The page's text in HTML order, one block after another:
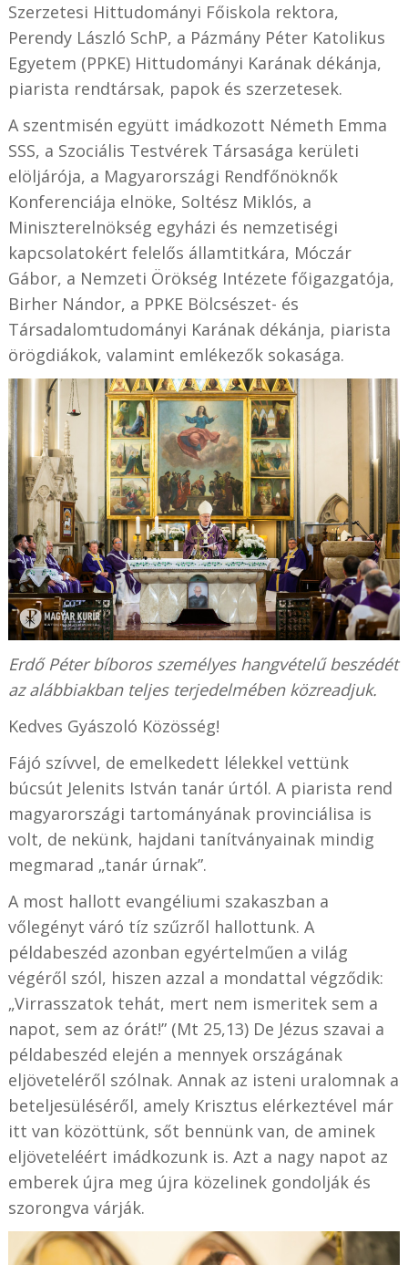
Szerzetesi Hittudományi Főiskola rektora,
Perendy László SchP, a Pázmány Péter Katolikus
Egyetem (PPKE) Hittudományi Karának dékánja,
piarista rendtársak, papok és szerzetesek.
A szentmisén együtt imádkozott Németh Emma
SSS, a Szociális Testvérek Társasága kerületi
elöljárója, a Magyarországi Rendfőnöknők
Konferenciája elnöke, Soltész Miklós, a
Miniszterelnökség egyházi és nemzetiségi
kapcsolatokért felelős államtitkára, Móczár
Gábor, a Nemzeti Örökség Intézete főigazgatója,
Birher Nándor, a PPKE Bölcsészet- és
Társadalomtudományi Karának dékánja, piarista
örögdiákok, valamint emlékezők sokasága.
Erdő Péter bíboros személyes hangvételű beszédét
az alábbiakban teljes terjedelmében közreadjuk.
Kedves Gyászoló Közösség!
Fájó szívvel, de emelkedett lélekkel vettünk
búcsút Jelenits István tanár úrtól. A piarista rend
magyarországi tartományának provinciálisa is
volt, de nekünk, hajdani tanítványainak mindig
megmarad „tanár úrnak”.
A most hallott evangéliumi szakaszban a
vőlegényt váró tíz szűzről hallottunk. A
példabeszéd azonban egyértelműen a világ
végéről szól, hiszen azzal a mondattal végződik:
„Virrasszatok tehát, mert nem ismeritek sem a
napot, sem az órát!” (Mt 25,13) De Jézus szavai a
példabeszéd elején a mennyek országának
eljöveteléről szólnak. Annak az isteni uralomnak a
beteljesüléséről, amely Krisztus elérkeztével már
itt van közöttünk, sőt bennünk van, de aminek
eljöveteléért imádkozunk is. Azt a nagy napot az
emberek újra meg újra közelinek gondolják és
szorongva várják.